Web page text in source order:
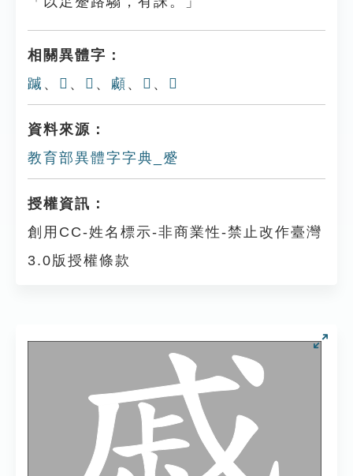
相關異體字：
䠞 、 𠏔 、 𠑯 、 顣 、 𨈄 、 𨇳
資料來源：
教育部異體字字典_蹙
授權資訊：
創用CC-姓名標示-非商業性-禁止改作臺灣
3.0版授權條款